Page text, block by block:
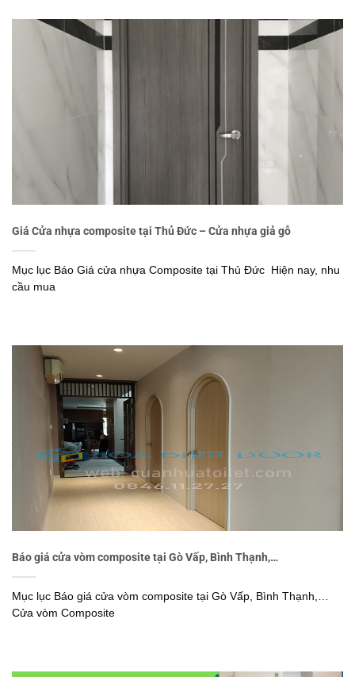
Giá Cửa nhựa composite tại Thủ Đức – Cửa nhựa giả gỗ
Mục lục Báo Giá cửa nhựa Composite tại Thủ Đức Hiện nay, nhu
cầu mua
Báo giá cửa vòm composite tại Gò Vấp, Bình Thạnh,…
Mục lục Báo giá cửa vòm composite tại Gò Vấp, Bình Thạnh,…
Cửa vòm Composite